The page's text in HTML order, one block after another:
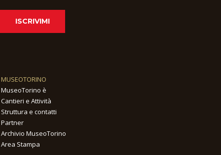
ISCRIVIMI
MUSEOTORINO
MuseoTorino è
Cantieri e Attività
Struttura e contatti
Partner
Archivio MuseoTorino
Area Stampa